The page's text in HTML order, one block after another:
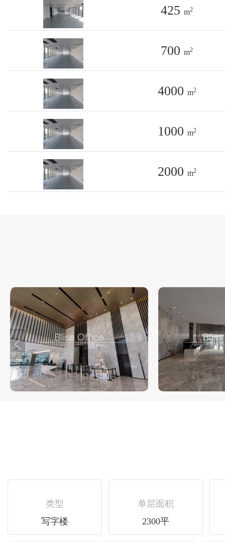
425 m2
700 m2
4000 m2
1000 m2
2000 m2
类型
写字楼
单层面积
2300平